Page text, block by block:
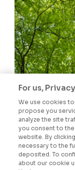
For us,
We use cookies
propose you
analyze the site
you consent to
website. By
necessary to the
deposited. To
about our cookie